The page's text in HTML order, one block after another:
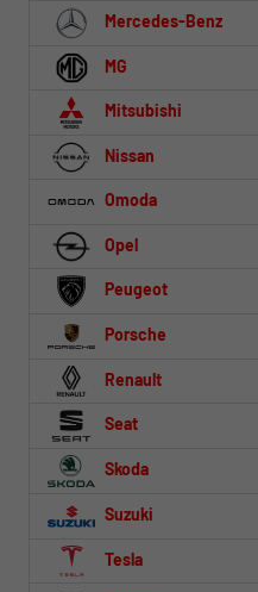
Mercedes-Benz
MG
Mitsubishi
Nissan
Omoda
Opel
Peugeot
Porsche
Renault
Seat
Skoda
Suzuki
Tesla